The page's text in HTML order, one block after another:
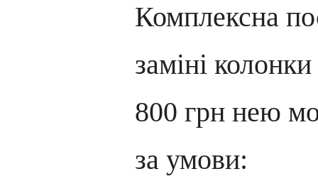
Комплексна
заміні
800 грн нею
за умови: